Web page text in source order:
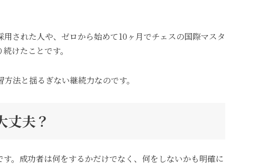
された人や、ゼロから始めて10ヶ月でチェスの国際マスタ
けたことです。
法と揺るぎない継続力なのです。
丈夫？
。成功者は何をするかだけでなく、何をしないかも明確に